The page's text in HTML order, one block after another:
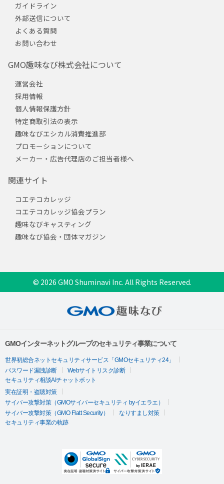
ガイドライン
外部送信について
よくある質問
お問い合わせ
GMO趣味なび株式会社について
運営会社
採用情報
個人情報保護方針
特定商取引法の表示
趣味なびエシカル消費推進部
プロモーションについて
メーカー・広告代理店のご担当者様へ
関連サイト
コエテコカレッジ
コエテコカレッジ協会プラン
趣味なびキャスティング
趣味なび協会・団体マガジン
© 2026 GMO Shuminavi Inc. All Rights Reserved.